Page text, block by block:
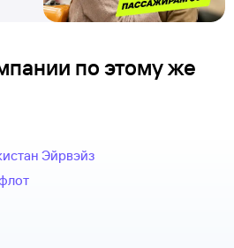
по этому же
Эйрвэйз